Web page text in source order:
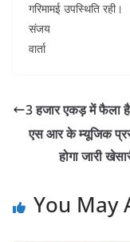
गरिमामई उपस्थिति रही।
संजय
वार्ता
3 हजार एकड़ में फैला है
एस आर के म्यूजिक
होगा जारी
You May